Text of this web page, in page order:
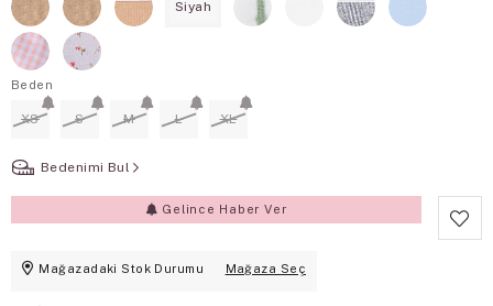
Siyah
Beden
XS S M L XL
Bedenimi Bul
Gelince Haber Ver
Mağazadaki Stok Durumu Mağaza Seç